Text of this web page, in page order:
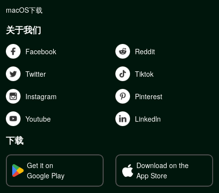
macOS下载
关于我们
Facebook Reddit
Twitter Tiktok
Instagram Pinterest
Youtube Linkedln
下载
Get it on
Google Play
Download on the
App Store